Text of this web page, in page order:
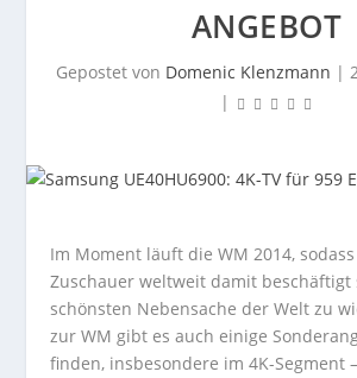
ANGEBOT
Gepostet von Domenic Klenzmann |
|
Im Moment läuft die WM 2014,
Zuschauer weltweit damit beschäftigt
schönsten Nebensache der Welt zu
zur WM gibt es auch einige
finden, insbesondere im 4K-Segment